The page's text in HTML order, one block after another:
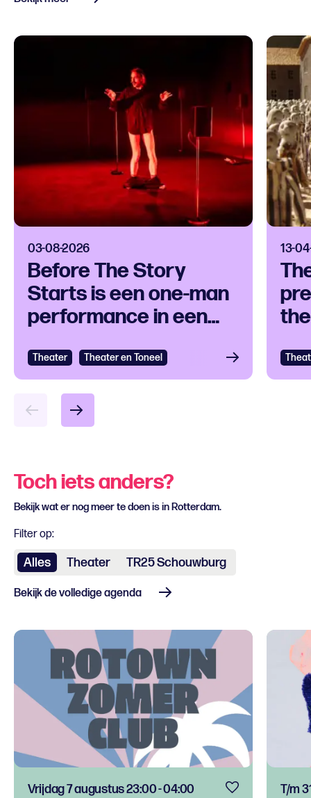
03-08-2026
Before The Story
Starts is een one-man
performance in een
Theater Theater en Toneel
13-
Bekijken
Toch iets anders?
Bekijk wat er nog meer te doen is in Rotterdam.
Filter op:
Alles Theater TR25 Schouwburg
Bekijk de volledige agenda
Vrijdag 7 augustus 23:00 - 04:00 T/m